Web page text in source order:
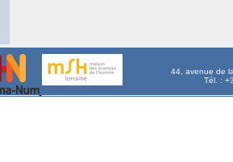
44, avenue de
Tél. :